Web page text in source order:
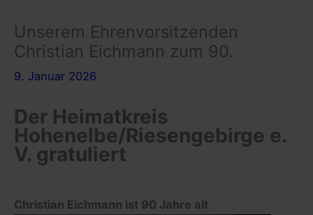
Unserem Ehrenvorsitzenden
Christian Eichmann zum 90.
9. Januar 2026
Der Heimatkreis
Hohenelbe/Riesengebirge e.
V. gratuliert
Christian Eichmann ist 90 Jahre alt